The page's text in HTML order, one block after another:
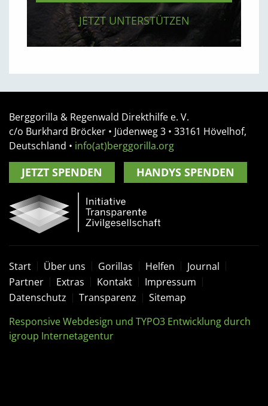
JETZT UNTERSTÜTZEN
Berggorilla & Regenwald Direkthilfe e. V.
c/o Burkhard Bröcker • Jüdenweg 3 • 33161 Hövelhof,
Deutschland • info(at)berggorilla.org
JETZT SPENDEN HANDYS SPENDEN
Start Über uns Gorillas Helfen
Journal
Partner
Extras Kontakt
Impressum
Datenschutz
Transparenz
Sitemap
Responsive Webdesign und TYPO3 Entwicklung durch
igroup Internetagentur